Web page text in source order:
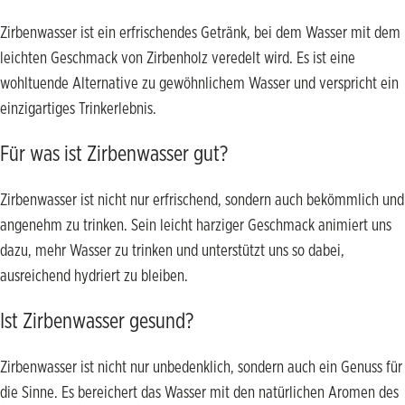
Zirbenwasser ist ein erfrischendes Getränk, bei dem Wasser mit dem
leichten Geschmack von Zirbenholz veredelt wird. Es ist eine
wohltuende Alternative zu gewöhnlichem Wasser und verspricht ein
einzigartiges Trinkerlebnis.
Für was ist Zirbenwasser gut?
Zirbenwasser ist nicht nur erfrischend, sondern auch bekömmlich und
angenehm zu trinken. Sein leicht harziger Geschmack animiert uns
dazu, mehr Wasser zu trinken und unterstützt uns so dabei,
ausreichend hydriert zu bleiben.
Ist Zirbenwasser gesund?
Zirbenwasser ist nicht nur unbedenklich, sondern auch ein Genuss für
die Sinne. Es bereichert das Wasser mit den natürlichen Aromen des